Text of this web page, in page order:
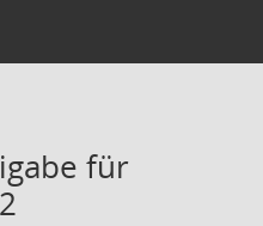
für